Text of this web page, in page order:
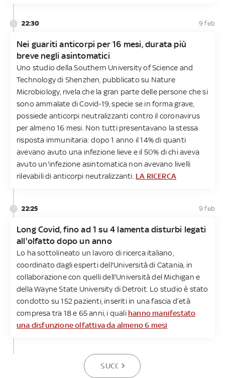
22:30 9 feb
Nei guariti anticorpi per 16 mesi, durata più
breve negli asintomatici
Uno studio della Southern University of Science and
Technology di Shenzhen, pubblicato su Nature
Microbiology, rivela che la gran parte delle persone che si
sono ammalate di Covid-19, specie se in forma grave,
possiede anticorpi neutralizzanti contro il coronavirus
per almeno 16 mesi. Non tutti presentavano la stessa
risposta immunitaria: dopo 1 anno il 14% di quanti
avevano avuto una infezione lieve e il 50% di chi aveva
avuto un'infezione asintomatica non avevano livelli
rilevabili di anticorpi neutralizzanti. LA RICERCA
22:25 9 feb
Long Covid, fino ad 1 su 4 lamenta disturbi legati
all'olfatto dopo un anno
Lo ha sottolineato un lavoro di ricerca italiano,
coordinato dagli esperti dell'Università di Catania, in
collaborazione con quelli dell'Università del Michigan e
della Wayne State University di Detroit. Lo studio è stato
condotto su 152 pazienti, inseriti in una fascia d’età
compresa tra 18 e 65 anni, i quali hanno manifestato
una disfunzione olfattiva da almeno 6 mesi
SUCCESSIVA